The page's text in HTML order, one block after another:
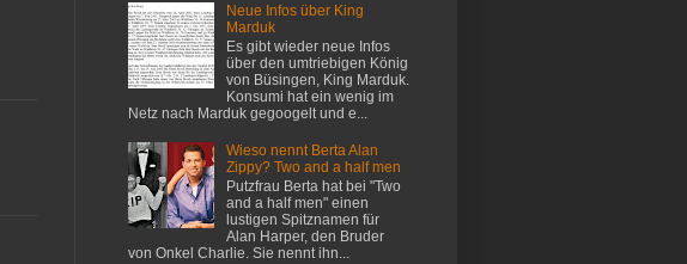
Neue Infos über King
Marduk
Es gibt wieder neue Infos
über den umtriebigen König
von Büsingen, King Marduk.
Konsumi hat ein wenig im
Netz nach Marduk gegoogelt und e...
Wieso nennt Berta Alan
Zippy? Two and a half men
Putzfrau Berta hat bei "Two
and a half men" einen
lustigen Spitznamen für
Alan Harper, den Bruder
von Onkel Charlie. Sie nennt ihn...